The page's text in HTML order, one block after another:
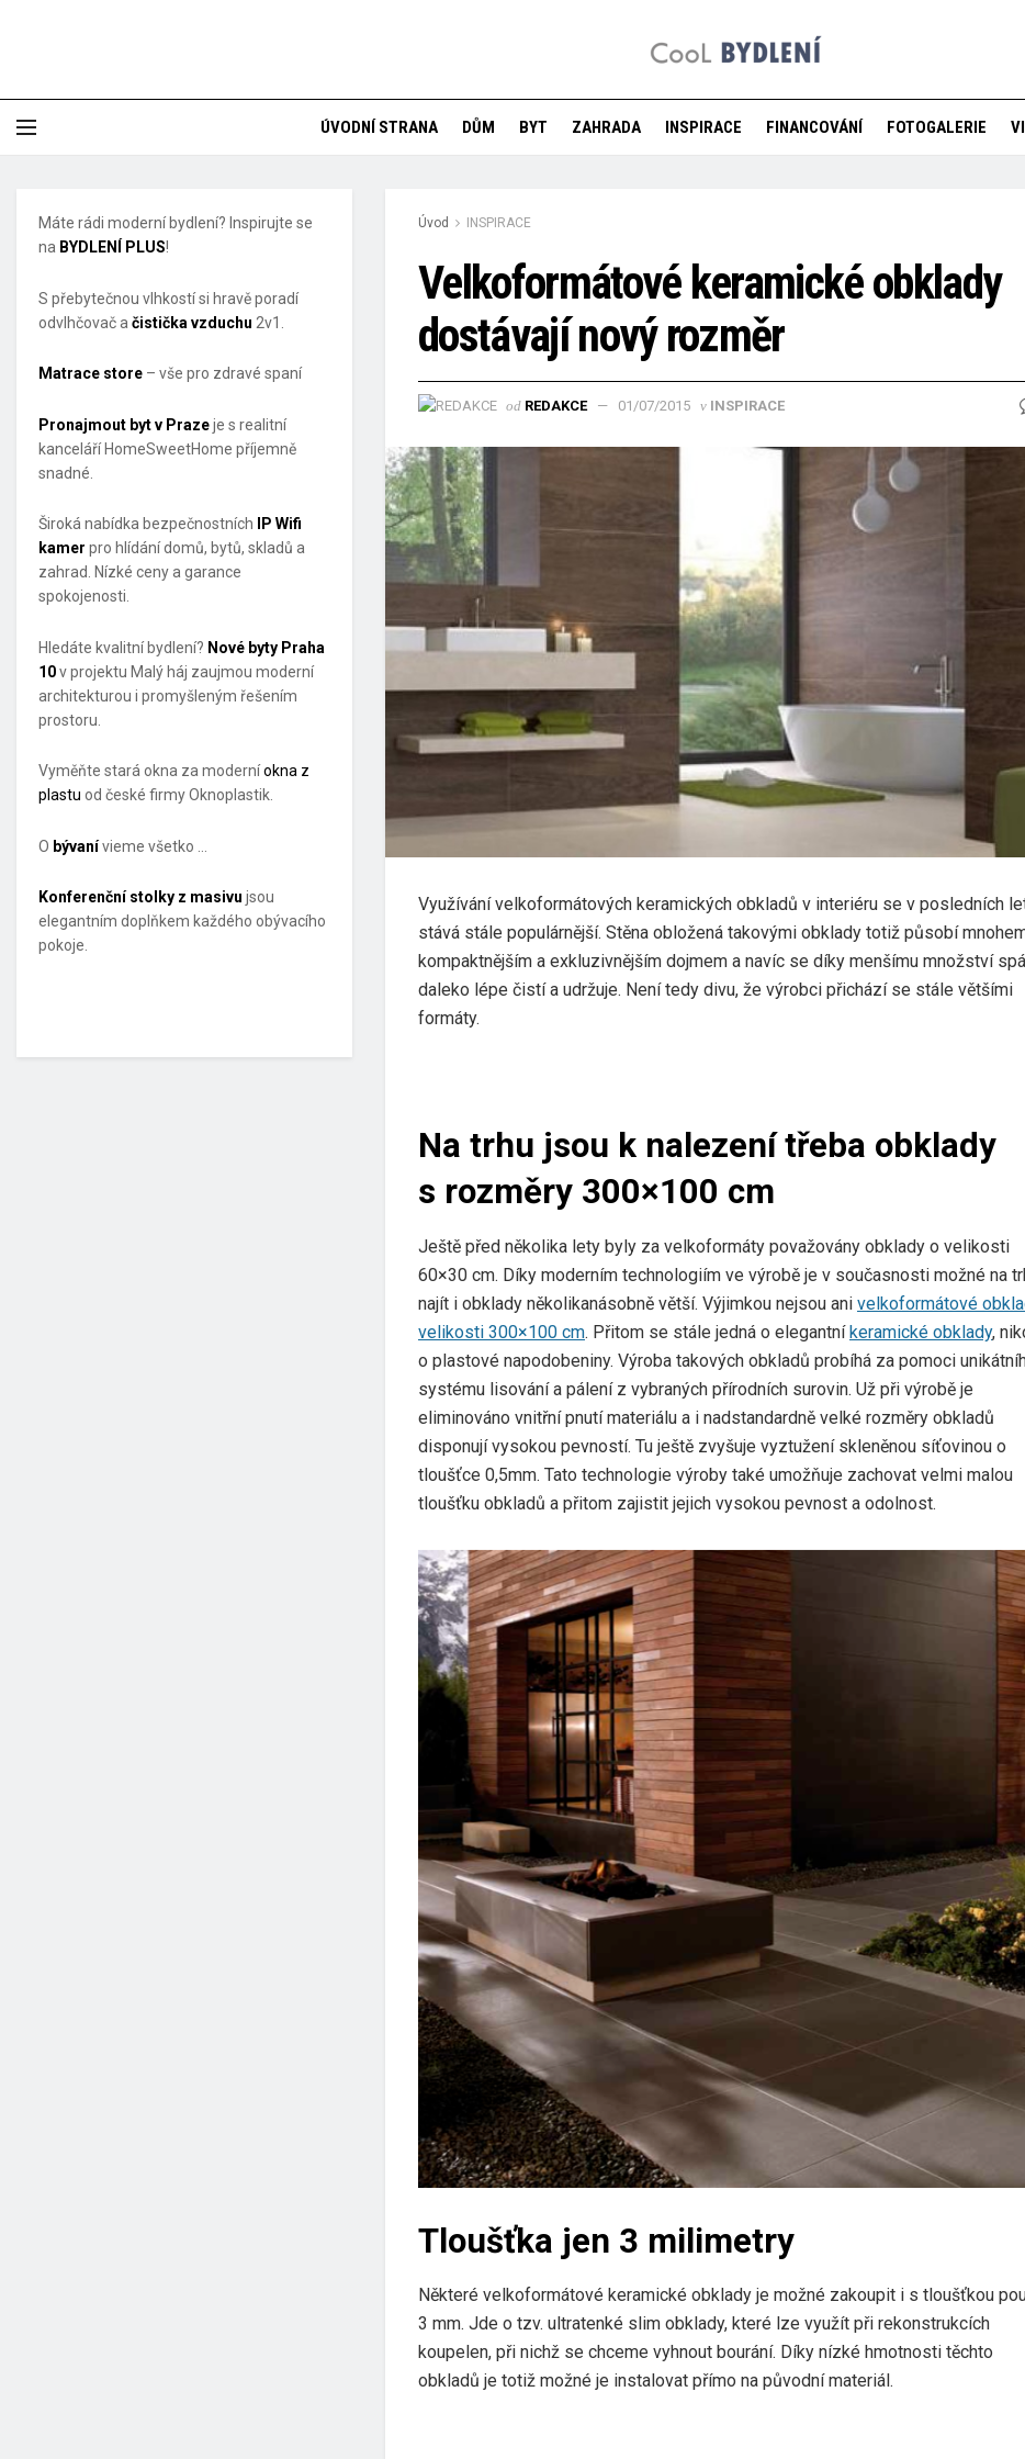
ÚVODNÍ STRANA DŮM BYT ZAHRADA INSPIRACE FINANCOVÁNÍ FOTOGALERIE
Úvod INSPIRACE
Velkoformátové keramické obklady
dostávají nový rozměr
od REDAKCE 01/07/2015 v INSPIRACE
Využívání velkoformátových keramických obkladů v interiéru se v posledních
stává stále populárnější. Stěna obložená takovými obklady totiž působí
kompaktnějším a exkluzivnějším dojmem a navíc se díky menšímu množství
daleko lépe čistí a udržuje. Není tedy divu, že výrobci přichází se stále většími
formáty.
Na trhu jsou k nalezení třeba obklady
s rozměry 300×100 cm
Ještě před několika lety byly za velkoformáty považovány obklady o velikosti
60×30 cm. Díky moderním technologiím ve výrobě je v současnosti možné na
najít i obklady několikanásobně větší. Výjimkou nejsou ani velkoformátové
velikosti 300×100 cm. Přitom se stále jedná o elegantníkeramické obklady,
o plastové napodobeniny. Výroba takových obkladů probíhá za pomoci
systému lisování a pálení z vybraných přírodních surovin. Už při výrobě je
eliminováno vnitřní pnutí materiálu a i nadstandardně velké rozměry obkladů
disponují vysokou pevností. Tu ještě zvyšuje vyztužení skleněnou síťovinou o
tloušťce 0,5mm. Tato technologie výroby také umožňuje zachovat velmi malou
tloušťku obkladů a přitom zajistit jejich vysokou pevnost a odolnost.
Tloušťka jen 3 milimetry
Některé velkoformátové keramické obklady je možné zakoupit i s tloušťkou
3 mm. Jde o tzv. ultratenké slim obklady, které lze využít při rekonstrukcích
koupelen, při nichž se chceme vyhnout bourání. Díky nízké hmotnosti těchto
obkladů je totiž možné je instalovat přímo na původní materiál.
Máte rádi moderní bydlení? Inspirujte se
na BYDLENÍ PLUS!
S přebytečnou vlhkostí si hravě poradí
odvlhčovač a čistička vzduchu 2v1.
Matrace store – vše pro zdravé spaní
Pronajmout byt v Prazeje s realitní
kanceláří HomeSweetHome příjemně
snadné.
Široká nabídka bezpečnostních
IP Wifi
kamer pro hlídání domů, bytů, skladů a
zahrad. Nízké ceny a garance
spokojenosti.
Hledáte kvalitní bydlení? Nové byty Praha
10v projektu Malý háj zaujmou moderní
architekturou i promyšleným řešením
prostoru.
Vyměňte stará okna za moderníokna z
plastu od české firmy Oknoplastik.
O bývanívieme všetko …
Konferenční stolky z masivu jsou
elegantním doplňkem každého obývacího
pokoje.